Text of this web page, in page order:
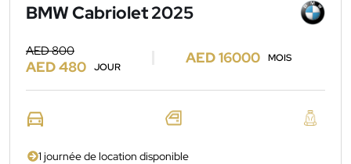
BMW Cabriolet 2025
AED 800
AED 480 JOUR
AED 16000 MOIS
1 journée de location disponible